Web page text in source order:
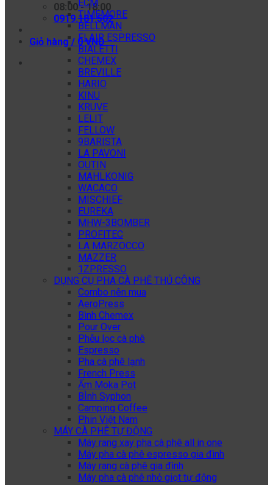
08:00 - 18:00
0919.181.502
Giỏ hàng / 0VNĐ
ECM
TIMEMORE
BELLMAN
FLAIR ESPRESSO
BIALETTI
CHEMEX
BREVILLE
HARIO
KINU
KRUVE
LELIT
FELLOW
9BARISTA
LA PAVONI
OUTIN
MAHLKONIG
WACACO
MISCHIEF
EUREKA
MHW-3BOMBER
PROFITEC
LA MARZOCCO
MAZZER
1ZPRESSO
DỤNG CỤ PHA CÀ PHÊ THỦ CÔNG
Combo nên mua
AeroPress
Bình Chemex
Pour Over
Phễu lọc cà phê
Espresso
Pha cà phê lạnh
French Press
Ấm Moka Pot
BÌnh Syphon
Camping Coffee
Phin Việt Nam
MÁY CÀ PHÊ TỰ ĐỘNG
Máy rang xay pha cà phê all in one
Máy pha cà phê espresso gia đình
Máy rang cà phê gia đình
Máy pha cà phê nhỏ giọt tự động